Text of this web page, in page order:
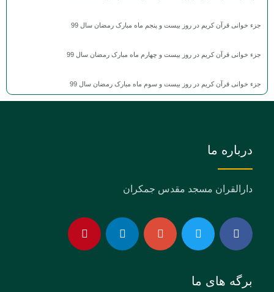
جزء خوانی قرآن کریم در روز بیست و پنجم ماه مبارک رمضان سال 99
جزء خوانی قرآن کریم در روز بیست و چهارم ماه مبارک رمضان سال 99
جزء خوانی قرآن کریم در روز بیست و سوم ماه مبارک رمضان سال 99
درباره ما
دارالقران مسجد مقدس جمکران
برگه های ما